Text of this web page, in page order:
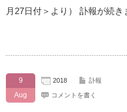
月27日付＞より） 訃報が続
9
Aug
2018 訃報
コメントを書く